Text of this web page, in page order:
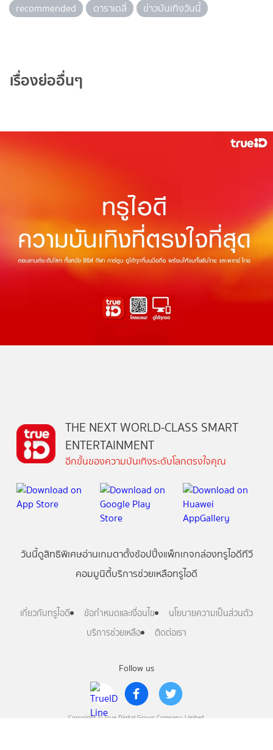
recommended
ดาราเดลี่ ข่าวบันเทิงวันนี้
เรื่องย่ออื่นๆ
Follow us
Copyright © True Digital Group Company Limited.
THE NEXT WORLD-CLASS SMART
ENTERTAINMENT
อีกขั้นของความบันเทิงระดับโลกตรงใจคุณ
วันนี้ดูสิทธิพิเศษอ่านเกมตาตั้งช้อปปิ้งแพ็กเกจกล่องทรูไอดีทีวี
คอมมูนิตี้บริการช่วยเหลือทรูไอดี
เกี่ยวกับทรูไอดี ข้อกำหนดและเงื่อนไข
นโยบายความเป็นส่วนตัว
บริการช่วยเหลือ
ติดต่อเรา